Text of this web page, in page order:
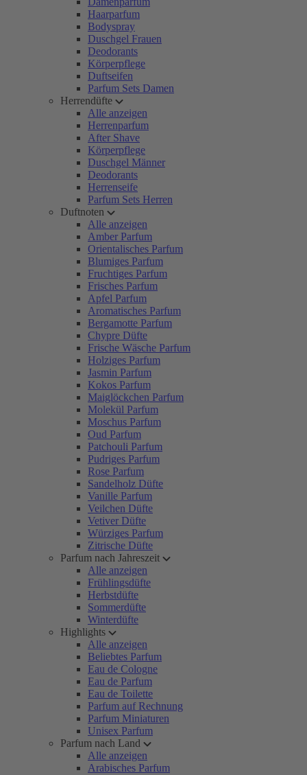
Haarparfum
Bodyspray
Duschgel Frauen
Deodorants
Körperpflege
Duftseifen
Parfum Sets Damen
Herrendüfte
Alle anzeigen
Herrenparfum
After Shave
Körperpflege
Duschgel Männer
Deodorants
Herrenseife
Parfum Sets Herren
Duftnoten
Alle anzeigen
Amber Parfum
Orientalisches Parfum
Blumiges Parfum
Fruchtiges Parfum
Frisches Parfum
Apfel Parfum
Aromatisches Parfum
Bergamotte Parfum
Chypre Düfte
Frische Wäsche Parfum
Holziges Parfum
Jasmin Parfum
Kokos Parfum
Maiglöckchen Parfum
Molekül Parfum
Moschus Parfum
Oud Parfum
Patchouli Parfum
Pudriges Parfum
Rose Parfum
Sandelholz Düfte
Vanille Parfum
Veilchen Düfte
Vetiver Düfte
Würziges Parfum
Zitrische Düfte
Parfum nach Jahreszeit
Alle anzeigen
Frühlingsdüfte
Herbstdüfte
Sommerdüfte
Winterdüfte
Highlights
Alle anzeigen
Beliebtes Parfum
Eau de Cologne
Eau de Parfum
Eau de Toilette
Parfum auf Rechnung
Parfum Miniaturen
Unisex Parfum
Parfum nach Land
Alle anzeigen
Arabisches Parfum